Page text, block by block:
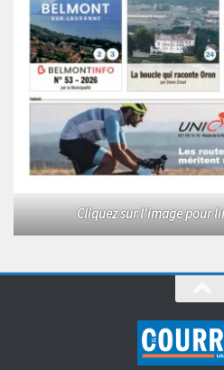
Cliquez sur l'image pour